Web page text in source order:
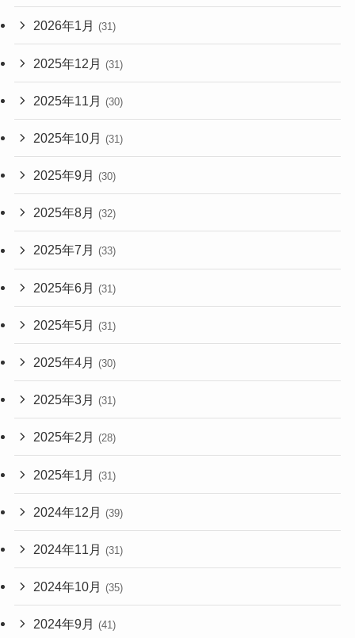
2026年1月 (31)
2025年12月 (31)
2025年11月 (30)
2025年10月 (31)
2025年9月 (30)
2025年8月 (32)
2025年7月 (33)
2025年6月 (31)
2025年5月 (31)
2025年4月 (30)
2025年3月 (31)
2025年2月 (28)
2025年1月 (31)
2024年12月 (39)
2024年11月 (31)
2024年10月 (35)
2024年9月 (41)